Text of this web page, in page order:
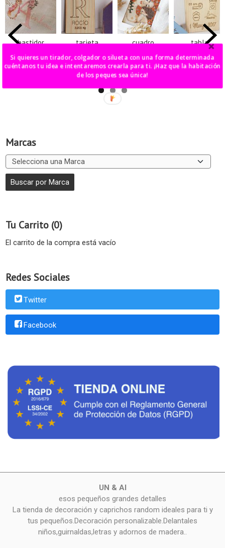
Marcas
Tu Carrito (0)
El carrito de la compra está vacío
Redes Sociales
Twitter
Facebook
bastidor
personalizado
30,00 €
tarjeta
16,00 €
cuadro
punto de cruz
125,00 €
tabla
nacimiento
50,00 €
UN & AI
esos pequeños grandes detalles
La tienda de decoración y caprichos random ideales para ti y
tus pequeños.Decoración personalizable.Delantales
niños,guirnaldas,letras y adornos de madera..
Si quieres un tirador, colgador o silueta con una forma determinada
cuéntanos tu idea e intentaremos crearla para ti. ¡Haz que la habitación
de los peques sea única!